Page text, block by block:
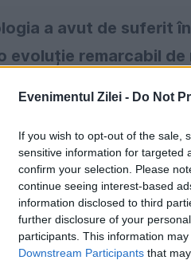
Evenimentul Zilei - Do Not
If you wish to opt-out of the sale,
sensitive information for targeted
confirm your selection. Please
continue seeing interest-based
information disclosed to third
further disclosure of your
participants. This information
Downstream Participants that
a avut de suferit
evoluție remarcabil
mai relevante
cu asalt de cele